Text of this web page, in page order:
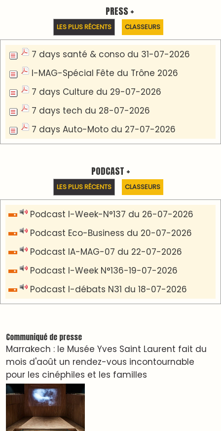
Podcast Eco-Business du 20-07-2026
Podcast IA-MAG-07 du 22-07-2026
Podcast I-Week N°136-19-07-2026
Podcast I-débats N31 du 18-07-2026
Communiqué de presse
Marrakech : le Musée Yves Saint Laurent fait du
mois d'août un rendez-vous incontournable
LES PLUS RÉCENTS CLASSEURS
دِيمَا المَغرِب Clip
Clip : 🎵Allez, allez ! Ramenez-nous cette
🎵Bulldozer Blues
Clip : 🎵 LE BLUES DE L'IA
🎵 Ormuzera bien, qui ormuzera le dernier
Reportages
Nizar Baraka préside à Marrakech une rencontre